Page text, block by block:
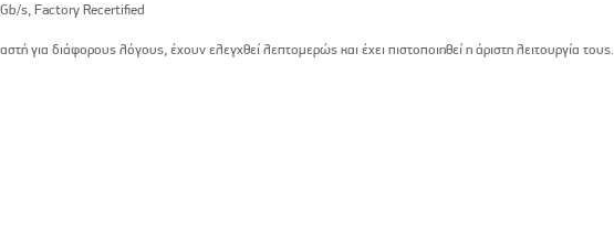
s, Factory Recertified
για διάφορους λόγους, έχουν ελεγχθεί λεπτομερώς και έχει πιστοποιηθεί η άριστη λειτουργία τους.